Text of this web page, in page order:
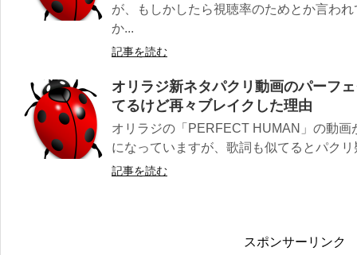
が、もしかしたら視聴率のためとか言わ
か...
記事を読む
オリラジ新ネタパクリ動画のパーフ
てるけど再々ブレイクした理由
オリラジの「PERFECT HUMAN」の動
になっていますが、歌詞も似てるとパク
記事を読む
スポンサーリンク